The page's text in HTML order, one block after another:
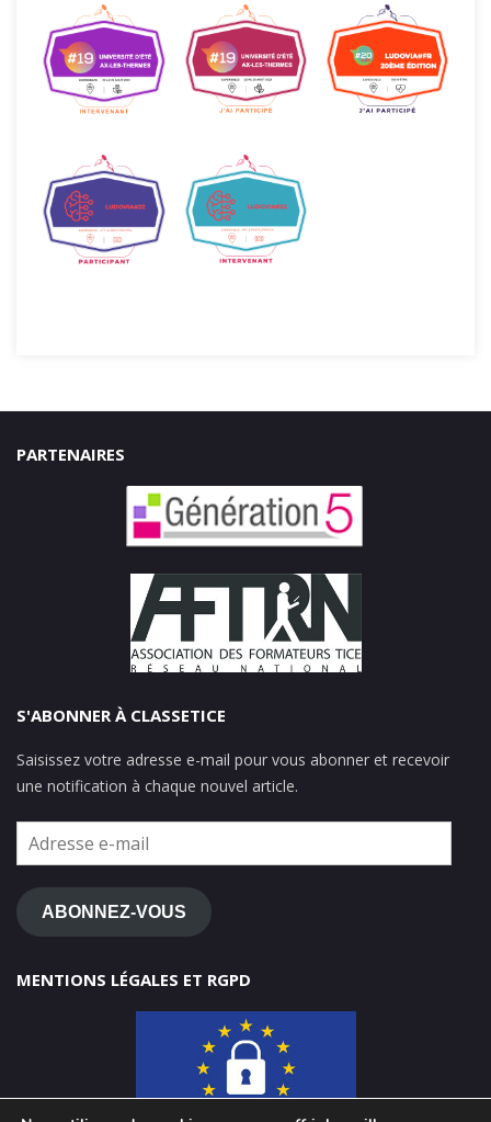
PARTENAIRES
S'ABONNER À CLASSETICE
Saisissez votre adresse e-mail pour vous abonner et recevoir
une notification à chaque nouvel article.
Adresse
e-
mail
ABONNEZ-VOUS
MENTIONS LÉGALES ET RGPD